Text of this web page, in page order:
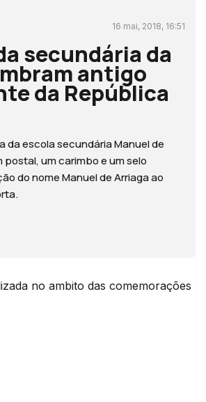
16 mai, 2018, 16:51
secundária da
antigo
da República
da escola secundária Manuel de
postal, um carimbo e um selo
do nome Manuel de Arriaga ao
no ambito das comemorações